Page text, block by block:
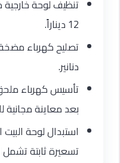
تنظيف لوحة
12 ديناراً.
دنانير.
تأسيس كهرباء
بعد معاينة
استبدال لوحة
تسعيرة ثابتة تشمل